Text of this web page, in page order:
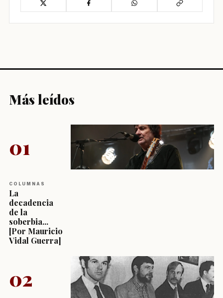
Más leídos
01
COLUMNAS
La
decadencia
de la
soberbia...
[Por Mauricio
Vidal Guerra]
02